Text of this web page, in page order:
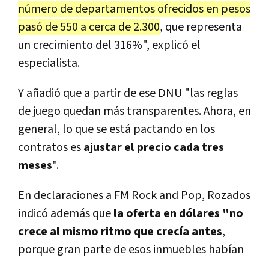
número de departamentos ofrecidos en pesos
pasó de 550 a cerca de 2.300, que representa
un crecimiento del 316%", explicó el
especialista.
Y añadió que a partir de ese DNU "las reglas
de juego quedan más transparentes. Ahora, en
general, lo que se está pactando en los
contratos esajustar el precio cada tres
meses".
En declaraciones a FM Rock and Pop, Rozados
indicó además quela oferta en dólares "no
crece al mismo ritmo que crecía antes,
porque gran parte de esos inmuebles habían